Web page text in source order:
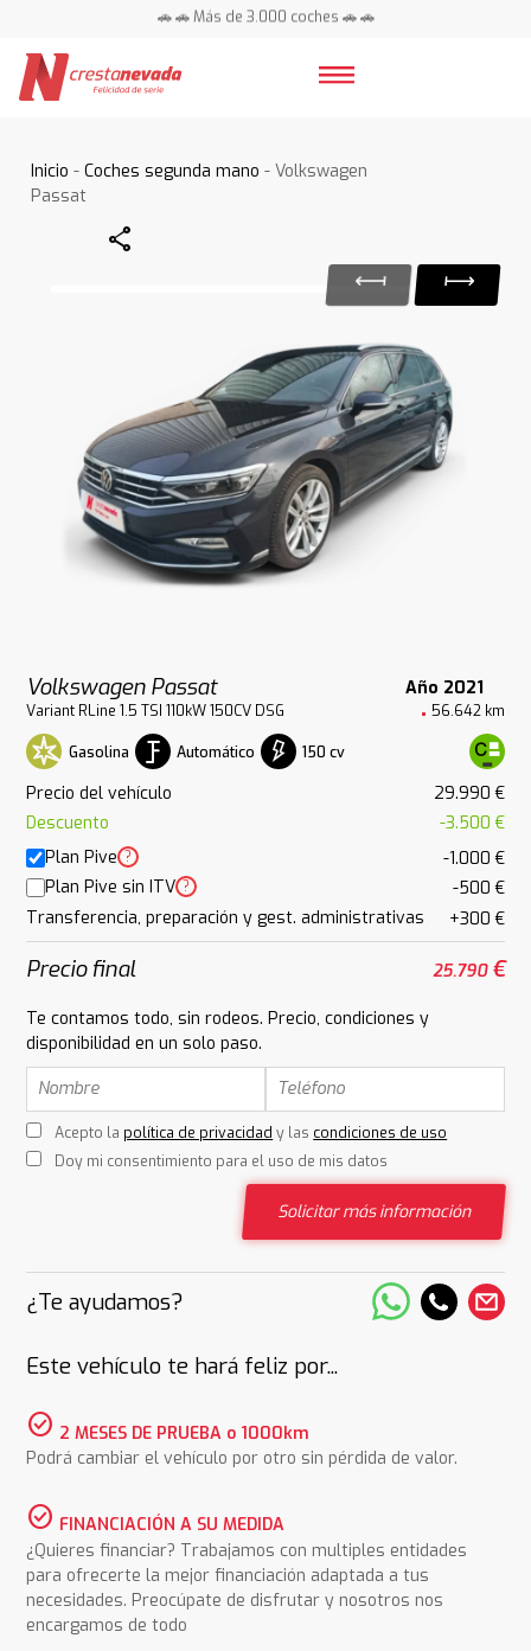
🚗 🚗 Más de 3.000 coches 🚗 🚗
Inicio -Coches segunda mano - Volkswagen
Passat
Share
Volkswagen Passat Año 2021
Variant RLine 1.5 TSI 110kW 150CV DSG 56.642 km
Gasolina Automático 150 cv
Precio del vehículo
29.990 €
Descuento
-3.500 €
Plan Pive ?
-1.000 €
Plan Pive sin ITV ?
-500 €
Transferencia, preparación y gest. administrativas
+300 €
Precio final 25.790€
Te contamos todo, sin rodeos. Precio, condiciones y
disponibilidad en un solo paso.
Acepto la política de privacidad y las condiciones de uso
Doy mi consentimiento para el uso de mis datos
Solicitar más información
¿Te ayudamos?
Este vehículo te hará feliz por...
check_circle 2 MESES DE PRUEBA o 1000km
Podrá cambiar el vehículo por otro sin pérdida de valor.
check_circle FINANCIACIÓN A SU MEDIDA
¿Quieres financiar? Trabajamos con multiples entidades
para ofrecerte la mejor financiación adaptada a tus
necesidades. Preocúpate de disfrutar y nosotros nos
encargamos de todo